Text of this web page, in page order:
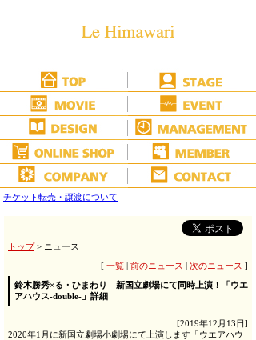
チケット転売・譲渡について
トップ> ニュース
[ 一覧 前のニュース 次のニュース ]
鈴木勝秀×る・ひまわり 新国立劇場にて同時上演！「ウエ
アハウス-double-」詳細
[2019年12月13日]
2020年1月に新国立劇場小劇場にて上演します「ウエアハウ